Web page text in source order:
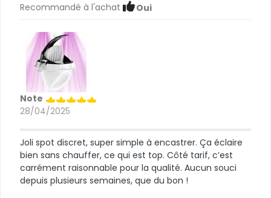
Recommandé à l'achat Oui
Note
28/04/2025
Joli spot discret, super simple à encastrer. Ça éclaire
bien sans chauffer, ce qui est top. Côté tarif, c’est
carrément raisonnable pour la qualité. Aucun souci
depuis plusieurs semaines, que du bon !